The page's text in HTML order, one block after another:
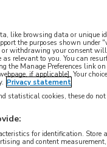
like browsing data or unique
the purposes shown under
withdrawing your consent
relevant to you. You can
the Manage Preferences link
if applicable]. Your
Privacy statement
statistical cookies, these do
for identification. Store
and content